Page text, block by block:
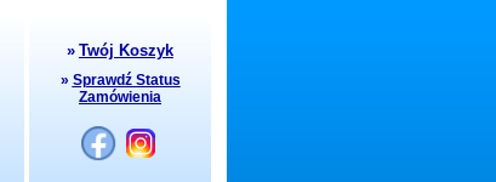
» Twój Koszyk
» Sprawdź Status
Zamówienia